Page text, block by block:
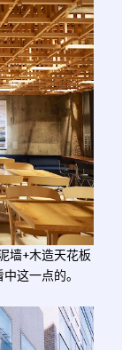
墙+木造天花板
这一点的。